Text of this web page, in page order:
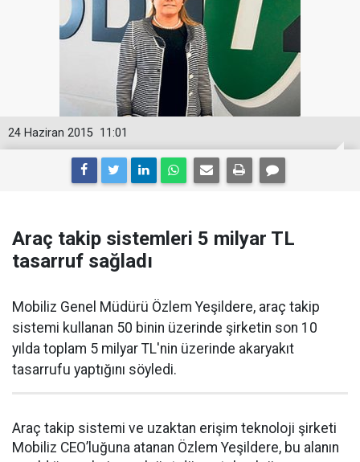
11:01
24 Haziran 2015
Araç takip sistemleri 5 milyar TL
tasarruf sağladı
Mobiliz Genel Müdürü Özlem Yeşildere, araç takip
sistemi kullanan 50 binin üzerinde şirketin son 10
yılda toplam 5 milyar TL'nin üzerinde akaryakıt
tasarrufu yaptığını söyledi.
Araç takip sistemi ve uzaktan erişim teknoloji şirketi
Mobiliz CEO’luğuna atanan Özlem Yeşildere, bu alanın